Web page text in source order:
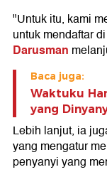
"Untuk itu, kami
untuk mendaftar
Darusman
Baca juga:
Waktuku
yang
Lebih lanjut, ia
yang mengatur
penyanyi yang